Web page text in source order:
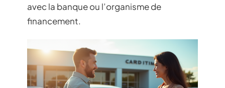
avec la banque ou l’organisme de
financement.